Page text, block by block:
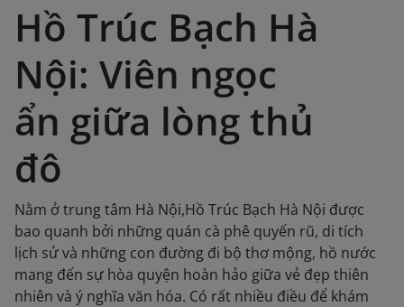
Hồ Trúc Bạch Hà
Nội: Viên ngọc
ẩn giữa lòng thủ
đô
Nằm ở trung tâm Hà Nội,Hồ Trúc Bạch Hà Nội được
bao quanh bởi những quán cà phê quyến rũ, di tích
lịch sử và những con đường đi bộ thơ mộng, hồ nước
mang đến sự hòa quyện hoàn hảo giữa vẻ đẹp thiên
nhiên và ý nghĩa văn hóa. Có rất nhiều điều để khám